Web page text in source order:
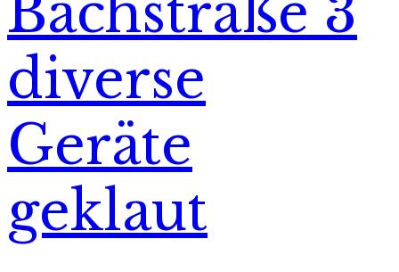
Bachstraße 3
diverse
Geräte
geklaut